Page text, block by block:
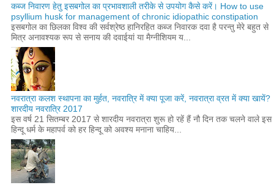
कब्ज निवारण हेतु इसबगोल का प्रभावशाली तरीके से उपयोग कैसे करें। How to use
psyllium husk for management of chronic idiopathic constipation
इसबगोल का छिलका विश्व की सर्वश्रेष्ठ हानिरहित कब्ज निवारक दवा है परन्तु मेरे बहुत से
मित्र अनावश्यक रूप से सनाय की दवाईयां या मैग्नीशियम य...
नवरात्रा कलश स्थापना का मुर्हत, नवरात्रि में क्या पूजा करें, नवरात्रा व्रत में क्या खायें?
शारदीय नवरात्रि 2017
इस वर्ष 21 सितम्बर 2017 से शारदीय नवरात्रा शुरू हो रहें हैं नौ दिन तक चलने वाले इस
हिन्दू धर्म के महापर्व को हर हिन्दू को अवश्य मनाना चाहिय...